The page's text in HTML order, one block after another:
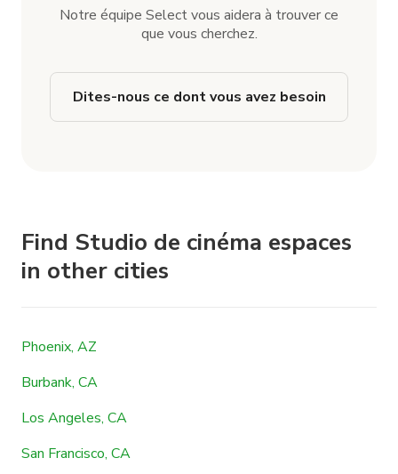
Notre équipe Select vous aidera à trouver ce
que vous cherchez.
Dites-nous ce dont vous avez besoin
Find Studio de cinéma espaces
in other cities
Phoenix, AZ
Burbank, CA
Los Angeles, CA
San Francisco, CA